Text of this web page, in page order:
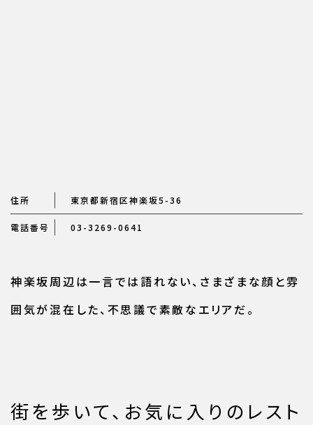
住所 東京都新宿区神楽坂5-36
電話番号 03-3269-0641
神楽坂周辺は一言では語れない、さまざまな顔と雰
囲気が混在した、不思議で素敵なエリアだ。
街を歩いて、お気に入りのレスト